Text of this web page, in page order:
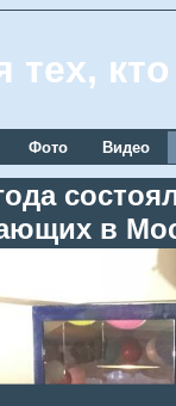
тех,
Фото Видео
в